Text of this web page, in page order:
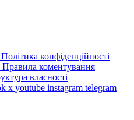
Політика конфіденційності
Правила коментування
власності
x youtube instagram telegram